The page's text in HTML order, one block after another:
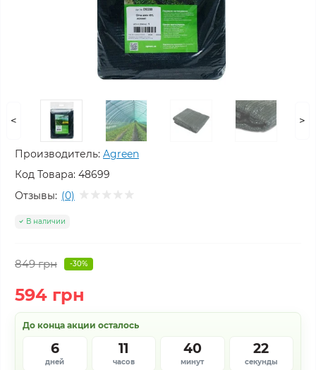
< >
Производитель: Agreen
Код Товара: 48699
Отзывы: (0)
В наличии
849 грн -30%
594 грн
До конца акции осталось
6
дней
11
часов
40
минут
21
секунда